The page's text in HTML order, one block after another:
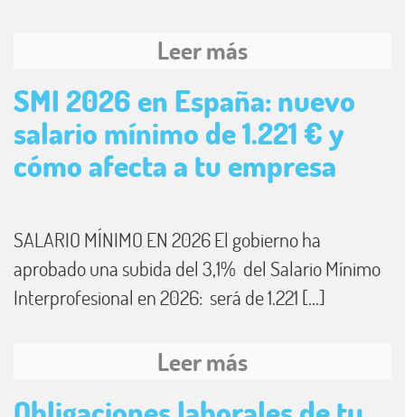
Leer más
SMI 2026 en España: nuevo
salario mínimo de 1.221 € y
cómo afecta a tu empresa
SALARIO MÍNIMO EN 2026 El gobierno ha
aprobado una subida del 3,1% del Salario Mínimo
Interprofesional en 2026: será de 1.221 [...]
Leer más